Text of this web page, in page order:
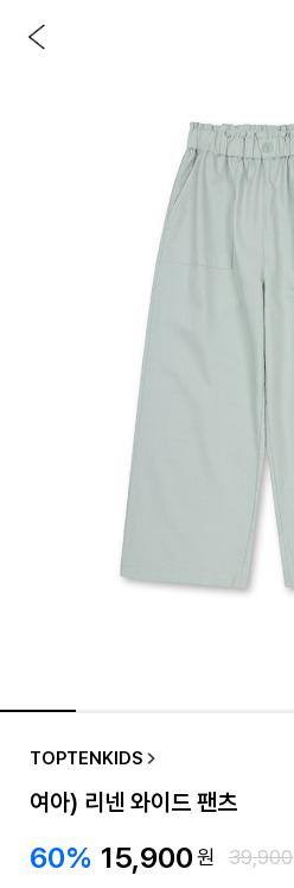
TOPTENKIDS
여아) 리넨 와이드 팬츠
60% 15,900원 39,900